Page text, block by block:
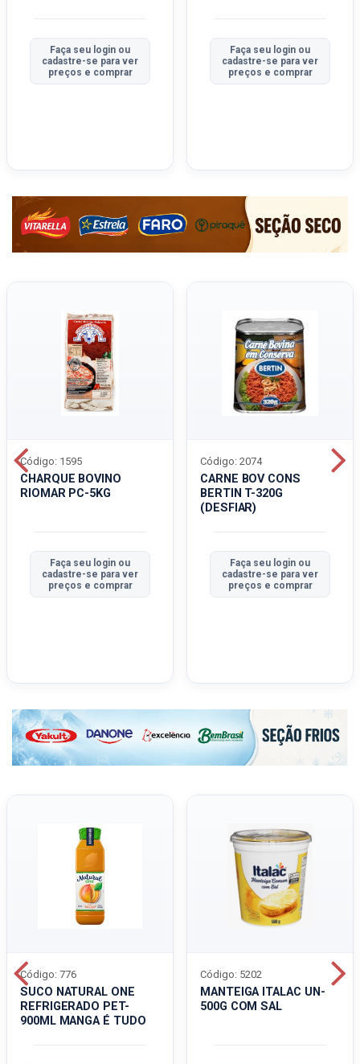
Faça seu login ou
cadastre-se para ver
preços e comprar
Faça seu login ou
cadastre-se para ver
preços e comprar
CHARQUE BOVINO
RIOMAR PC-5KG
Código: 1595
Faça seu login ou
cadastre-se para ver
preços e comprar
CARNE BOV CONS
BERTIN T-320G
(DESFIAR)
Código: 2074
Faça seu login ou
cadastre-se para ver
preços e comprar
SUCO NATURAL ONE
REFRIGERADO PET-
900ML MANGA É TUDO
Código: 776
MANTEIGA ITALAC UN-
500G COM SAL
Código: 5202